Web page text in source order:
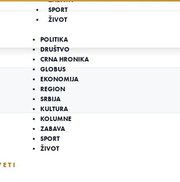
SPORT
ŽIVOT
POLITIKA
DRUŠTVO
CRNA HRONIKA
GLOBUS
EKONOMIJA
REGION
SRBIJA
KULTURA
KOLUMNE
ZABAVA
SPORT
ŽIVOT